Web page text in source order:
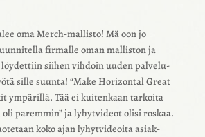
oma Merch-mallisto! Mä oon jo
firmalle oman mallis­ton ja
löydet­tiin siihen vihdoin uuden palve­lu­
sille suunta! “Make Horizon­tal Great
ympä­rillä. Tää ei kuiten­kaan tarkoita
parem­min” ja lyhyt­vi­deot olisi roskaa.
koko ajan lyhyt­vi­deoita asiak­